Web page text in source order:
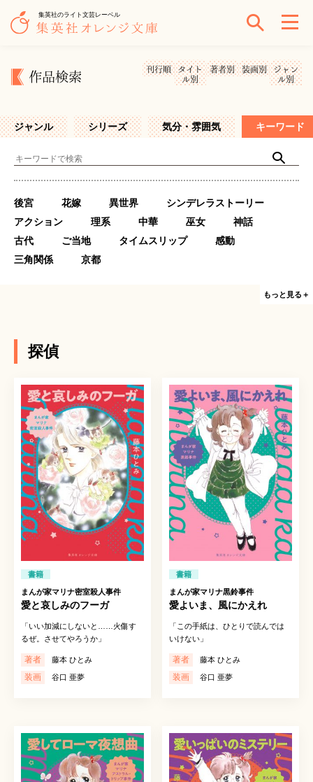
集英社のライト文芸レーベル
作品検索
刊行順
タイト
ル別
著者別 装画別
ジャン
ル別
ジャンル シリーズ 気分・雰囲気 キーワード
後宮 花嫁 異世界
シンデレラストーリー
アクション
理系 中華 巫女
神話
古代
ご当地 タイムスリップ
感動
三角関係
京都
もっと見る＋
探偵
書籍
まんが家マリナ密室殺人事件
愛と哀しみのフーガ
「いい加減にしないと……火傷す
るぜ。させてやろうか」
著者 藤本 ひとみ
装画 谷口 亜夢
書籍
まんが家マリナ黒鈴事件
愛よいま、風にかえれ
「この手紙は、ひとりで読んでは
いけない」
著者 藤本 ひとみ
装画 谷口 亜夢